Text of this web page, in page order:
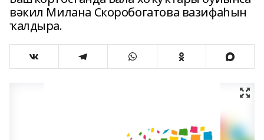
вәкил Милана Скоробогатова вазифаһын
ҡалдыра.